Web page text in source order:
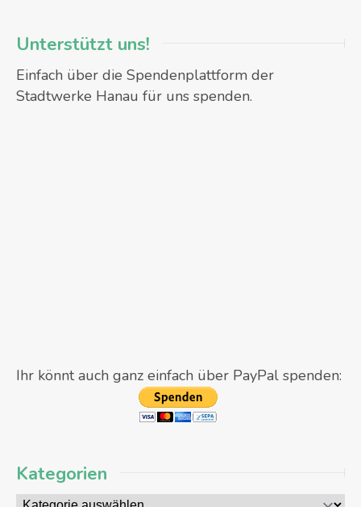
Unterstützt uns!
Einfach über die Spendenplattform der
Stadtwerke Hanau für uns spenden.
Ihr könnt auch ganz einfach über PayPal spenden:
Kategorien